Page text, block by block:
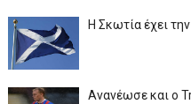
Η Σκωτία έχει
Ανανέωσε και ο